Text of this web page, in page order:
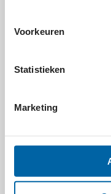
Voorkeuren
Statistieken
Marketing
MEER
NATUUR EN